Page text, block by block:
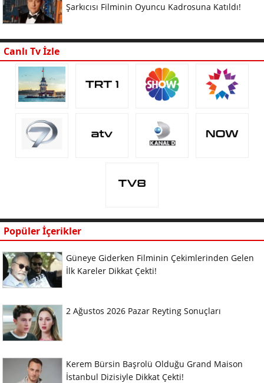
Şarkıcısı Filminin Oyuncu Kadrosuna Katıldı!
Canlı Tv İzle
Popüler İçerikler
Güneye Giderken Filminin Çekimlerinden Gelen
İlk Kareler Dikkat Çekti!
2 Ağustos 2026 Pazar Reyting Sonuçları
Kerem Bürsin Başrolü Olduğu Grand Maison
İstanbul Dizisiyle Dikkat Çekti!